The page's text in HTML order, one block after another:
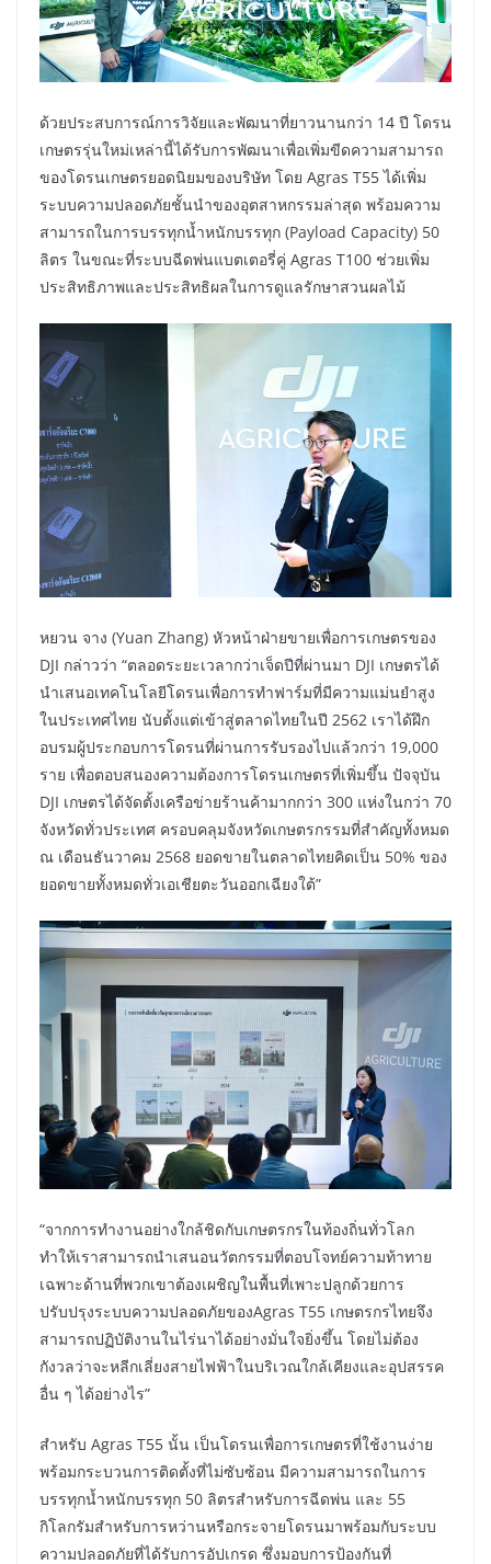
ด้วยประสบการณ์การวิจัยและพัฒนาที่ยาวนานกว่า 14 ปี โดรน
เกษตรรุ่นใหม่เหล่านี้ได้รับการพัฒนาเพื่อเพิ่มขีดความสามารถ
ของโดรนเกษตรยอดนิยมของบริษัท โดย Agras T55 ได้เพิ่ม
ระบบความปลอดภัยชั้นนำของอุตสาหกรรมล่าสุด พร้อมความ
สามารถในการบรรทุกน้ำหนักบรรทุก (Payload Capacity) 50
ลิตร ในขณะที่ระบบฉีดพ่นแบตเตอรี่คู่ Agras T100 ช่วยเพิ่ม
ประสิทธิภาพและประสิทธิผลในการดูแลรักษาสวนผลไม้
หยวน จาง (Yuan Zhang) หัวหน้าฝ่ายขายเพื่อการเกษตรของ
DJI กล่าวว่า “ตลอดระยะเวลากว่าเจ็ดปีที่ผ่านมา DJI เกษตรได้
นำเสนอเทคโนโลยีโดรนเพื่อการทำฟาร์มที่มีความแม่นยำสูง
ในประเทศไทย นับตั้งแต่เข้าสู่ตลาดไทยในปี 2562 เราได้ฝึก
อบรมผู้ประกอบการโดรนที่ผ่านการรับรองไปแล้วกว่า 19,000
ราย เพื่อตอบสนองความต้องการโดรนเกษตรที่เพิ่มขึ้น ปัจจุบัน
DJI เกษตรได้จัดตั้งเครือข่ายร้านค้ามากกว่า 300 แห่งในกว่า 70
จังหวัดทั่วประเทศ ครอบคลุมจังหวัดเกษตรกรรมที่สำคัญทั้งหมด
ณ เดือนธันวาคม 2568 ยอดขายในตลาดไทยคิดเป็น 50% ของ
ยอดขายทั้งหมดทั่วเอเชียตะวันออกเฉียงใต้”
“จากการทำงานอย่างใกล้ชิดกับเกษตรกรในท้องถิ่นทั่วโลก
ทำให้เราสามารถนำเสนอนวัตกรรมที่ตอบโจทย์ความท้าทาย
เฉพาะด้านที่พวกเขาต้องเผชิญในพื้นที่เพาะปลูกด้วยการ
ปรับปรุงระบบความปลอดภัยของAgras T55 เกษตรกรไทยจึง
สามารถปฏิบัติงานในไร่นาได้อย่างมั่นใจยิ่งขึ้น โดยไม่ต้อง
กังวลว่าจะหลีกเลี่ยงสายไฟฟ้าในบริเวณใกล้เคียงและอุปสรรค
อื่น ๆ ได้อย่างไร”
สำหรับ Agras T55 นั้น เป็นโดรนเพื่อการเกษตรที่ใช้งานง่าย
พร้อมกระบวนการติดตั้งที่ไม่ซับซ้อน มีความสามารถในการ
บรรทุกน้ำหนักบรรทุก 50 ลิตรสำหรับการฉีดพ่น และ 55
กิโลกรัมสำหรับการหว่านหรือกระจายโดรนมาพร้อมกับระบบ
ความปลอดภัยที่ได้รับการอัปเกรด ซึ่งมอบการป้องกันที่